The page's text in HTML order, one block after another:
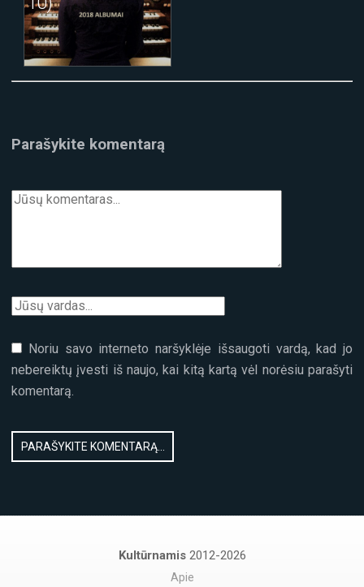
Parašykite komentarą
Noriu savo interneto naršyklėje išsaugoti vardą, kad jo
nebereiktų įvesti iš naujo, kai kitą kartą vėl norėsiu parašyti
komentarą.
Kultūrnamis 2012-2026
Apie